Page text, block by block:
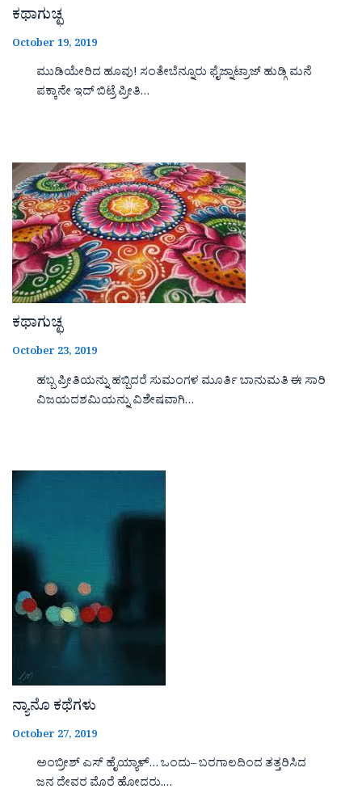
ಕಥಾಗುಚ್ಛ
October 19, 2019
ಮುಡಿಯೇರಿದ ಹೂವು! ಸಂತೇಬೆನ್ನೂರು ಫೈಜ್ನಾಟ್ರಾಜ್ ಹುಡ್ಗಿ ಮನೆ
ಪಕ್ಕಾನೇ ಇದ್ ಬಿಟ್ರೆ ಪ್ರೀತಿ…
ಕಥಾಗುಚ್ಛ
October 23, 2019
ಹಬ್ಬ ಪ್ರೀತಿಯನ್ನು ಹಬ್ಬಿದರೆ ಸುಮಂಗಳ ಮೂರ್ತಿ ಬಾನುಮತಿ ಈ ಸಾರಿ
ವಿಜಯದಶಮಿಯನ್ನು ವಿಶೇಷವಾಗಿ…
ನ್ಯಾನೊ ಕಥೆಗಳು
October 27, 2019
ಅಂಬ್ರೀಶ್ ಎಸ್ ಹೈಯ್ಯಾಳ್… ಒಂದು– ಬರಗಾಲದಿಂದ ತತ್ತರಿಸಿದ
ಜನ ದೇವರ ಮೊರೆ ಹೋದರು.…